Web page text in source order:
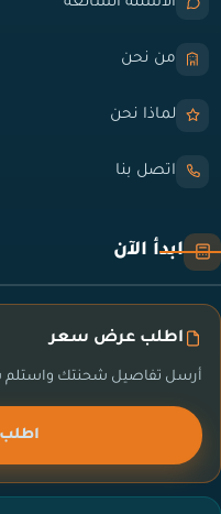
من نحن
لماذا نحن
اتصل بنا
ابدأ الآن
اطلب عرض سعر
أرسل تفاصيل شحنتك واستلم